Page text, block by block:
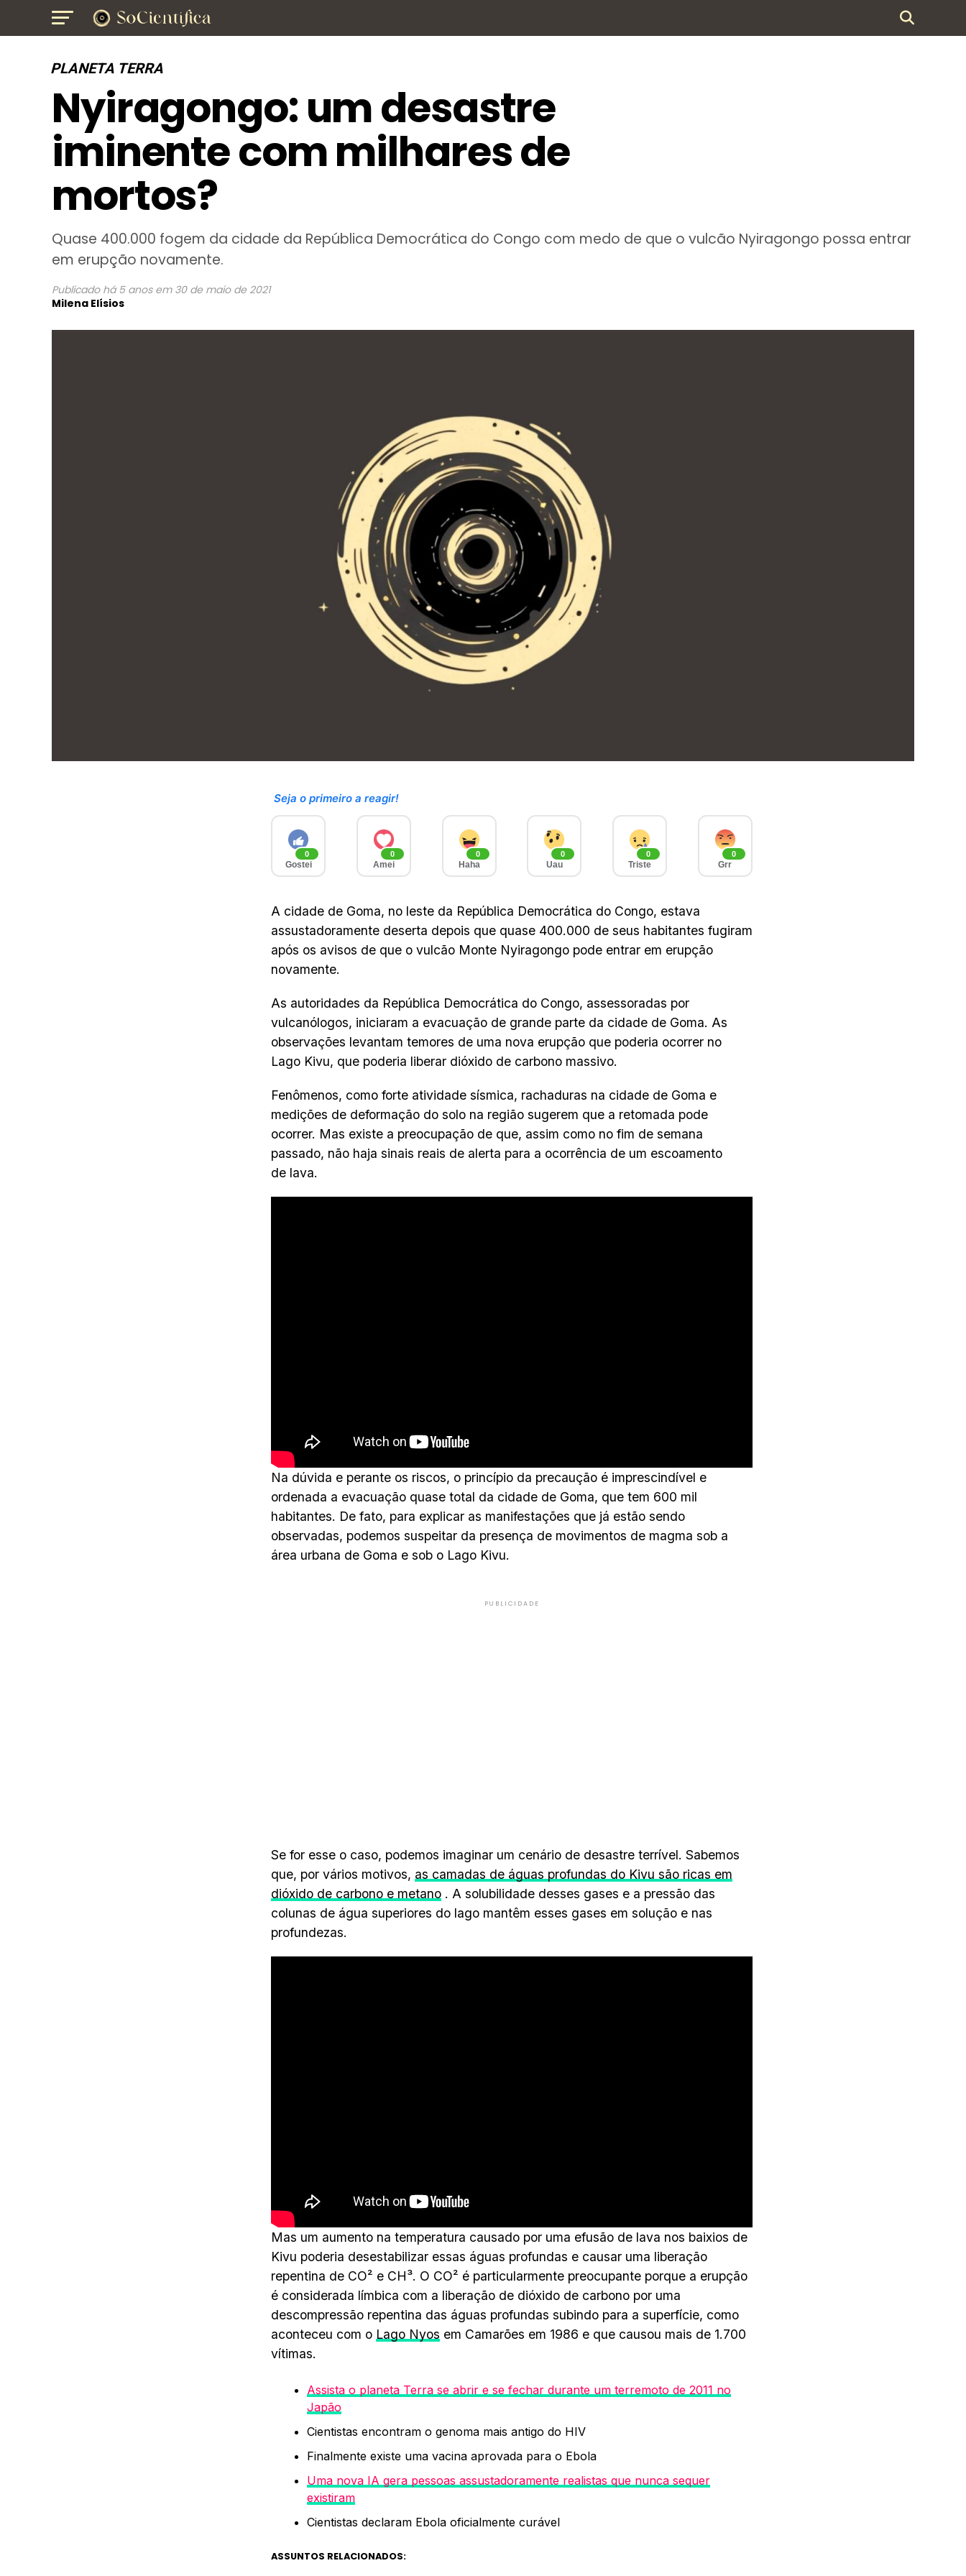
PLANETA TERRA
Nyiragongo: um desastre
iminente com milhares de
mortos?
Quase 400.000 fogem da cidade da República Democrática do Congo com medo de que o vulcão Nyiragongo possa entrar
em erupção novamente.
Publicado há 5 anos em 30 de maio de 2021
Milena Elísios
Seja o primeiro a reagir!
0
Gostei
0
Amei
0
Haha
0
Uau
0
Triste
0
Grr
A cidade de Goma, no leste da República Democrática do Congo, estava
assustadoramente deserta depois que quase 400.000 de seus habitantes fugiram
após os avisos de que o vulcão Monte Nyiragongo pode entrar em erupção
novamente.
As autoridades da República Democrática do Congo, assessoradas por
vulcanólogos, iniciaram a evacuação de grande parte da cidade de Goma. As
observações levantam temores de uma nova erupção que poderia ocorrer no
Lago Kivu, que poderia liberar dióxido de carbono massivo.
Fenômenos, como forte atividade sísmica, rachaduras na cidade de Goma e
medições de deformação do solo na região sugerem que a retomada pode
ocorrer. Mas existe a preocupação de que, assim como no fim de semana
passado, não haja sinais reais de alerta para a ocorrência de um escoamento
de lava.
Na dúvida e perante os riscos, o princípio da precaução é imprescindível e
ordenada a evacuação quase total da cidade de Goma, que tem 600 mil
habitantes. De fato, para explicar as manifestações que já estão sendo
observadas, podemos suspeitar da presença de movimentos de magma sob a
área urbana de Goma e sob o Lago Kivu.
PUBLICIDADE
Se for esse o caso, podemos imaginar um cenário de desastre terrível. Sabemos
que, por vários motivos, as camadas de águas profundas do Kivu são ricas em
dióxido de carbono e metano . A solubilidade desses gases e a pressão das
colunas de água superiores do lago mantêm esses gases em solução e nas
profundezas.
Mas um aumento na temperatura causado por uma efusão de lava nos baixios de
Kivu poderia desestabilizar essas águas profundas e causar uma liberação
repentina de CO² e CH³. O CO² é particularmente preocupante porque a erupção
é considerada límbica com a liberação de dióxido de carbono por uma
descompressão repentina das águas profundas subindo para a superfície, como
aconteceu com o Lago Nyos em Camarões em 1986 e que causou mais de 1.700
vítimas.
Assista o planeta Terra se abrir e se fechar durante um terremoto de 2011 no
Japão
Cientistas encontram o genoma mais antigo do HIV
Finalmente existe uma vacina aprovada para o Ebola
Uma nova IA gera pessoas assustadoramente realistas que nunca sequer
existiram
Cientistas declaram Ebola oficialmente curável
ASSUNTOS RELACIONADOS: